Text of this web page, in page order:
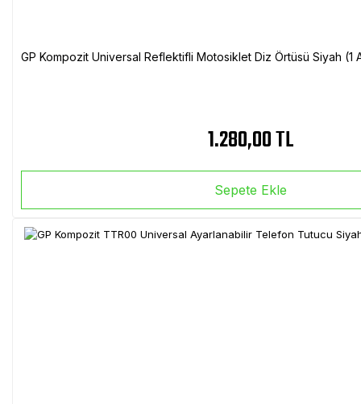
GP Kompozit Universal Reflektifli Motosiklet Diz Örtüsü Siyah
1.280,00 TL
Sepete Ekle